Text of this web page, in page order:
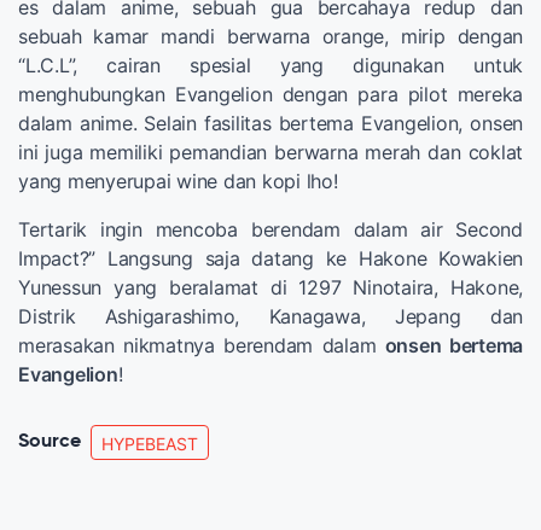
es dalam anime, sebuah gua bercahaya redup dan
sebuah kamar mandi berwarna orange, mirip dengan
“L.C.L”, cairan spesial yang digunakan untuk
menghubungkan Evangelion dengan para pilot mereka
dalam anime. Selain fasilitas bertema Evangelion, onsen
ini juga memiliki pemandian berwarna merah dan coklat
yang menyerupai wine dan kopi lho!
Tertarik ingin mencoba berendam dalam air Second
Impact?” Langsung saja datang ke Hakone Kowakien
Yunessun yang beralamat di 1297 Ninotaira, Hakone,
Distrik Ashigarashimo, Kanagawa, Jepang dan
merasakan nikmatnya berendam dalam onsen bertema
Evangelion!
Source HYPEBEAST